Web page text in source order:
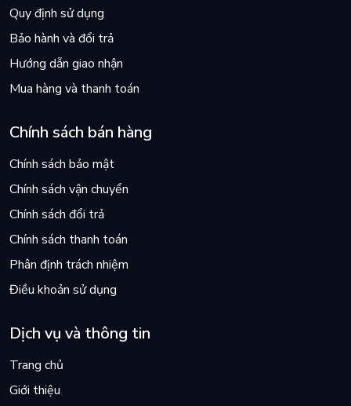
Quy định sử dụng
Bảo hành và đổi trả
Hướng dẫn giao nhận
Mua hàng và thanh toán
Chính sách bán hàng
Chính sách bảo mật
Chính sách vận chuyển
Chính sách đổi trả
Chính sách thanh toán
Phân định trách nhiệm
Điều khoản sử dụng
Dịch vụ và thông tin
Trang chủ
Giới thiệu